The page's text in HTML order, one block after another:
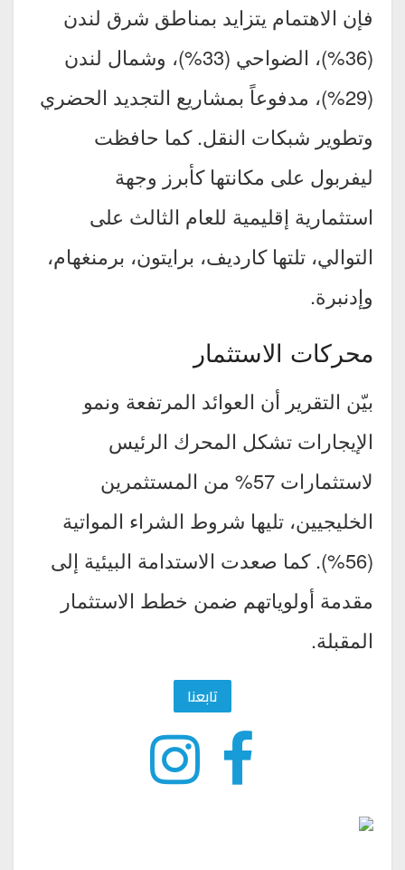
فإن الاهتمام يتزايد بمناطق شرق لندن
(36%)، الضواحي (33%)، وشمال لندن
(29%)، مدفوعاً بمشاريع التجديد الحضري
وتطوير شبكات النقل. كما حافظت
ليفربول على مكانتها كأبرز وجهة
استثمارية إقليمية للعام الثالث على
التوالي، تلتها كارديف، برايتون، برمنغهام،
وإدنبرة.
محركات الاستثمار
بيّن التقرير أن العوائد المرتفعة ونمو
الإيجارات تشكل المحرك الرئيس
لاستثمارات 57% من المستثمرين
الخليجيين، تليها شروط الشراء المواتية
(56%). كما صعدت الاستدامة البيئية إلى
مقدمة أولوياتهم ضمن خطط الاستثمار
المقبلة.
تابعنا